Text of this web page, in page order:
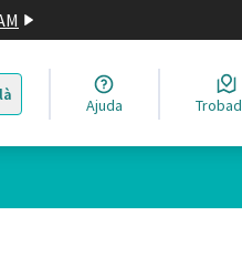
Elegir el idioma
Ajuda